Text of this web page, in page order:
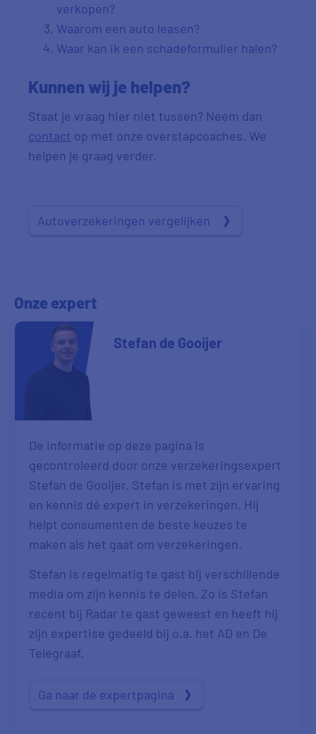
verkopen?
Waarom een auto leasen?
Waar kan ik een schadeformulier halen?
Kunnen wij je helpen?
Staat je vraag hier niet tussen? Neem dan
contact op met onze overstapcoaches. We
helpen je graag verder.
Autoverzekeringen vergelijken
Onze expert
Stefan de Gooijer
De informatie op deze pagina is
gecontroleerd door onze verzekeringsexpert
Stefan de Gooijer. Stefan is met zijn ervaring
en kennis dé expert in verzekeringen. Hij
helpt consumenten de beste keuzes te
maken als het gaat om verzekeringen.
Stefan is regelmatig te gast bij verschillende
media om zijn kennis te delen. Zo is Stefan
recent bij Radar te gast geweest en heeft hij
zijn expertise gedeeld bij o.a. het AD en De
Telegraaf.
Ga naar de expertpagina